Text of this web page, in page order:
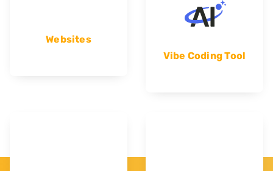
Websites
Vibe Coding Tool